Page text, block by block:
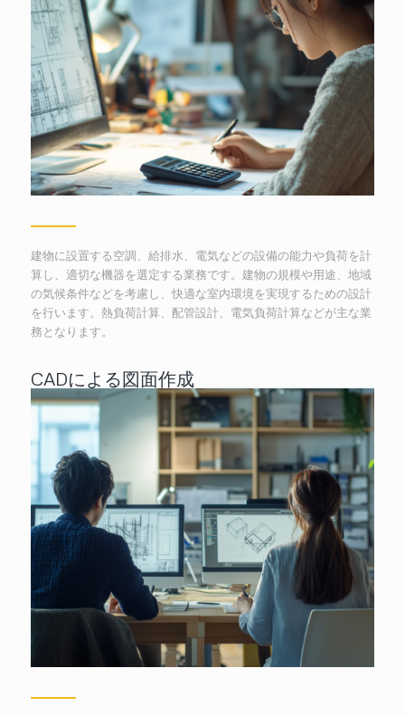
建物に設置する空調、給排水、電気などの設備の能力や負荷を計
算し、適切な機器を選定する業務です。建物の規模や用途、地域
の気候条件などを考慮し、快適な室内環境を実現するための設計
を行います。熱負荷計算、配管設計、電気負荷計算などが主な業
務となります。
CADによる図面作成